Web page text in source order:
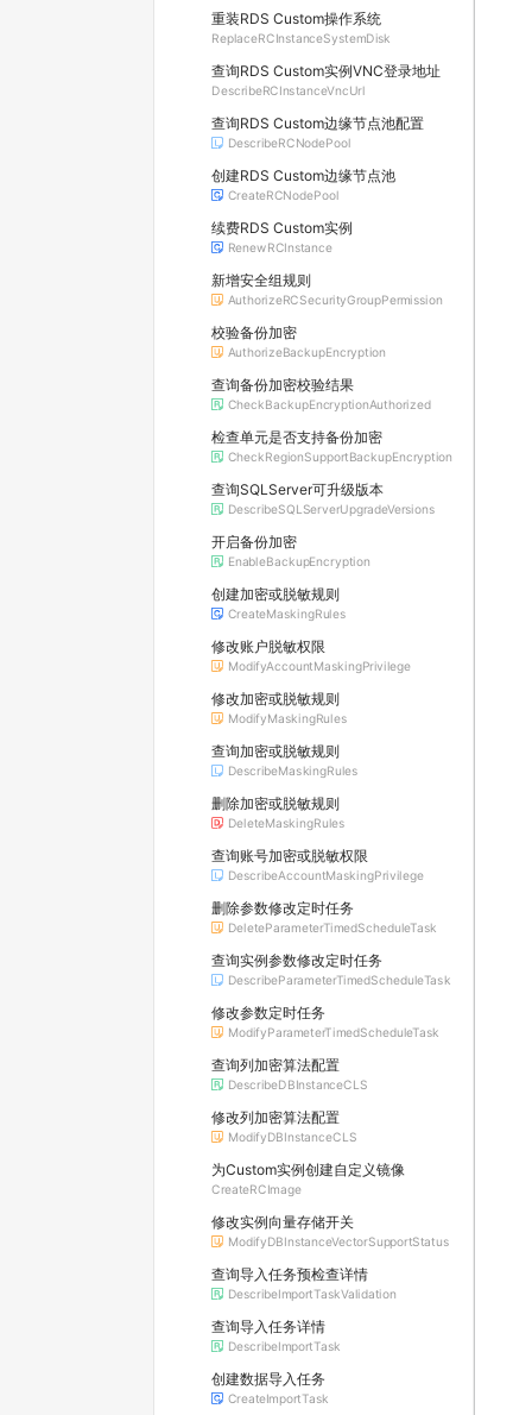
重装RDS Custom操作系统
ReplaceRCInstanceSystemDisk
查询RDS Custom实例VNC登录地址
DescribeRCInstanceVncUrl
查询RDS Custom边缘节点池配置
DescribeRCNodePool
创建RDS Custom边缘节点池
CreateRCNodePool
续费RDS Custom实例
RenewRCInstance
新增安全组规则
AuthorizeRCSecurityGroupPermission
校验备份加密
AuthorizeBackupEncryption
查询备份加密校验结果
CheckBackupEncryptionAuthorized
检查单元是否支持备份加密
CheckRegionSupportBackupEncryption
查询SQLServer可升级版本
DescribeSQLServerUpgradeVersions
开启备份加密
EnableBackupEncryption
创建加密或脱敏规则
CreateMaskingRules
修改账户脱敏权限
ModifyAccountMaskingPrivilege
修改加密或脱敏规则
ModifyMaskingRules
查询加密或脱敏规则
DescribeMaskingRules
删除加密或脱敏规则
DeleteMaskingRules
查询账号加密或脱敏权限
DescribeAccountMaskingPrivilege
删除参数修改定时任务
DeleteParameterTimedScheduleTask
查询实例参数修改定时任务
DescribeParameterTimedScheduleTask
修改参数定时任务
ModifyParameterTimedScheduleTask
查询列加密算法配置
DescribeDBInstanceCLS
修改列加密算法配置
ModifyDBInstanceCLS
为Custom实例创建自定义镜像
CreateRCImage
修改实例向量存储开关
ModifyDBInstanceVectorSupportStatus
查询导入任务预检查详情
DescribeImportTaskValidation
查询导入任务详情
DescribeImportTask
创建数据导入任务
CreateImportTask